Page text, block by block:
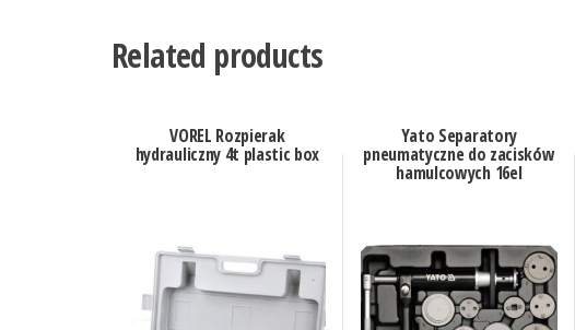
Related products
VOREL Rozpierak
hydrauliczny 4t plastic box
Yato Separatory
pneumatyczne do zacisków
hamulcowych 16el